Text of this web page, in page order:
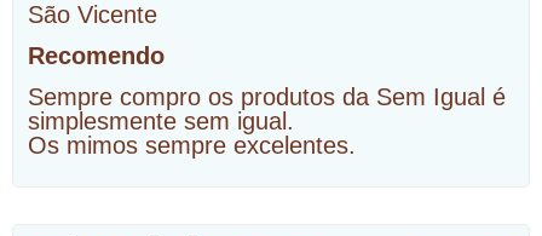
São Vicente
Recomendo
Sempre compro os produtos da Sem Igual é
simplesmente sem igual.
Os mimos sempre excelentes.